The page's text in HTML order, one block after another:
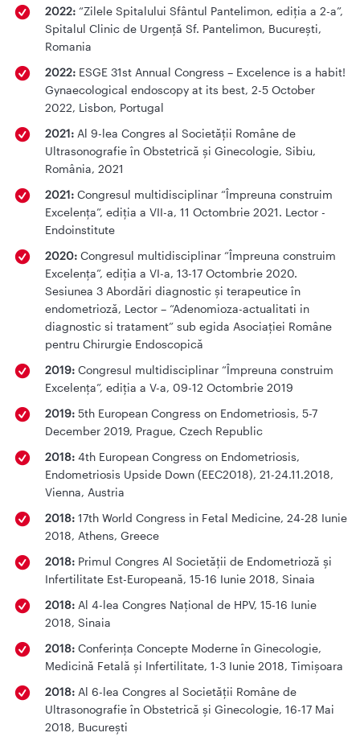
2022: “Zilele Spitalului Sfântul Pantelimon, ediția a 2-a”,
Spitalul Clinic de Urgență Sf. Pantelimon, București,
Romania
2022: ESGE 31st Annual Congress – Excelence is a habit!
Gynaecological endoscopy at its best, 2-5 October
2022, Lisbon, Portugal
2021: Al 9-lea Congres al Societății Române de
Ultrasonografie în Obstetrică și Ginecologie, Sibiu,
România, 2021
2021: Congresul multidisciplinar “Împreuna construim
Excelența”, ediția a VII-a, 11 Octombrie 2021. Lector -
Endoinstitute
2020: Congresul multidisciplinar “Împreuna construim
Excelența”, ediția a VI-a, 13-17 Octombrie 2020.
Sesiunea 3 Abordări diagnostic și terapeutice în
endometrioză, Lector – “Adenomioza-actualitati in
diagnostic si tratament” sub egida Asociației Române
pentru Chirurgie Endoscopică
2019: Congresul multidisciplinar “Împreuna construim
Excelența”, ediția a V-a, 09-12 Octombrie 2019
2019: 5th European Congress on Endometriosis, 5-7
December 2019, Prague, Czech Republic
2018: 4th European Congress on Endometriosis,
Endometriosis Upside Down (EEC2018), 21-24.11.2018,
Vienna, Austria
2018: 17th World Congress in Fetal Medicine, 24-28 Iunie
2018, Athens, Greece
2018: Primul Congres Al Societății de Endometrioză și
Infertilitate Est-Europeană, 15-16 Iunie 2018, Sinaia
2018: Al 4-lea Congres Național de HPV, 15-16 Iunie
2018, Sinaia
2018: Conferința Concepte Moderne în Ginecologie,
Medicină Fetală și Infertilitate, 1-3 Iunie 2018, Timișoara
2018: Al 6-lea Congres al Societății Române de
Ultrasonografie în Obstetrică și Ginecologie, 16-17 Mai
2018, București